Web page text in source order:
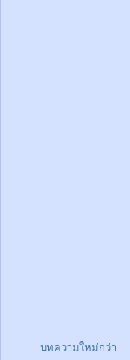
บทความใหม่กว่า